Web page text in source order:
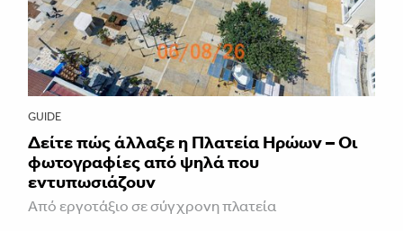
GUIDE
Δείτε πώς άλλαξε η Πλατεία Ηρώων – Οι
φωτογραφίες από ψηλά που
εντυπωσιάζουν
Από εργοτάξιο σε σύγχρονη πλατεία